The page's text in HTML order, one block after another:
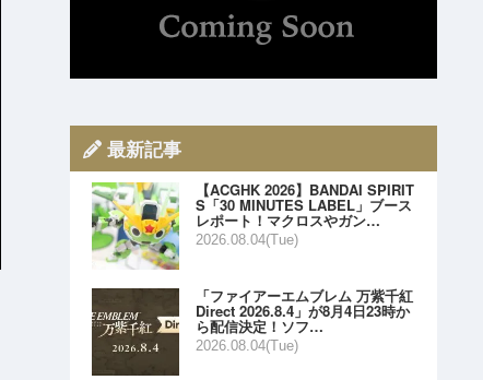
最新記事
【ACGHK 2026】BANDAI SPIRIT
S「30 MINUTES LABEL」ブース
レポート！マクロスやガン…
2026.08.04(Tue)
「ファイアーエムブレム 万紫千紅
Direct 2026.8.4」が8月4日23時か
ら配信決定！ソフ…
2026.08.04(Tue)